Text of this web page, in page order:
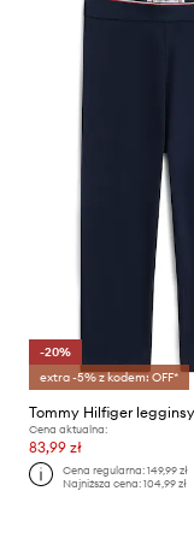
-20%
extra -5% z kodem: OFF*
Cena aktualna:
83,99 zł
Cena regularna:149,99 zł
Najniższa cena:104,99 zł